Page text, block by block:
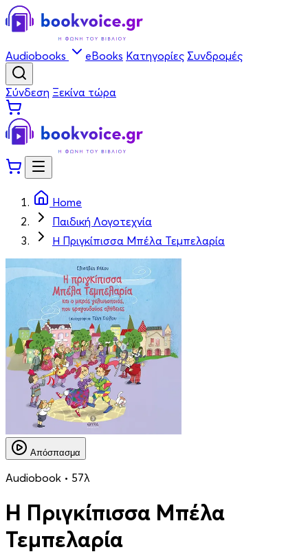
Audiobooks eBooks Κατηγορίες Συνδρομές
Σύνδεση Ξεκίνα τώρα
Home
Παιδική Λογοτεχνία
Η Πριγκίπισσα Μπέλα Τεμπελαρία
Απόσπασμα
Audiobook • 57λ
Η Πριγκίπισσα Μπέλα
Τεμπελαρία